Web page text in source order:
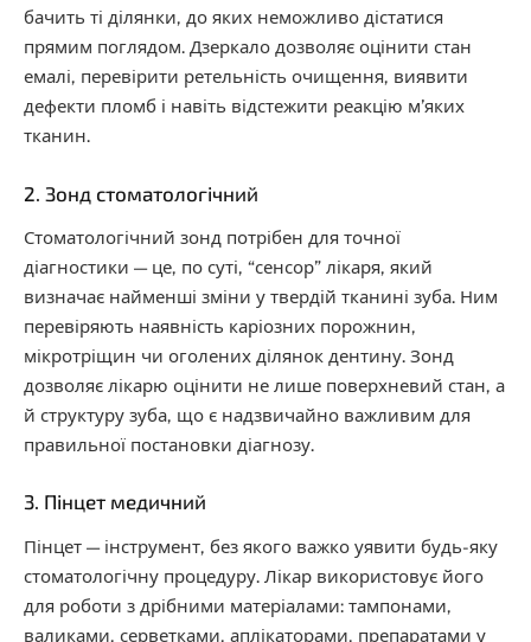
бачить ті ділянки, до яких неможливо дістатися
прямим поглядом. Дзеркало дозволяє оцінити стан
емалі, перевірити ретельність очищення, виявити
дефекти пломб і навіть відстежити реакцію м’яких
тканин.
2. Зонд стоматологічний
Стоматологічний зонд потрібен для точної
діагностики — це, по суті, “сенсор” лікаря, який
визначає найменші зміни у твердій тканині зуба. Ним
перевіряють наявність каріозних порожнин,
мікротріщин чи оголених ділянок дентину. Зонд
дозволяє лікарю оцінити не лише поверхневий стан, а
й структуру зуба, що є надзвичайно важливим для
правильної постановки діагнозу.
3. Пінцет медичний
Пінцет — інструмент, без якого важко уявити будь-яку
стоматологічну процедуру. Лікар використовує його
для роботи з дрібними матеріалами: тампонами,
валиками, серветками, аплікаторами, препаратами у